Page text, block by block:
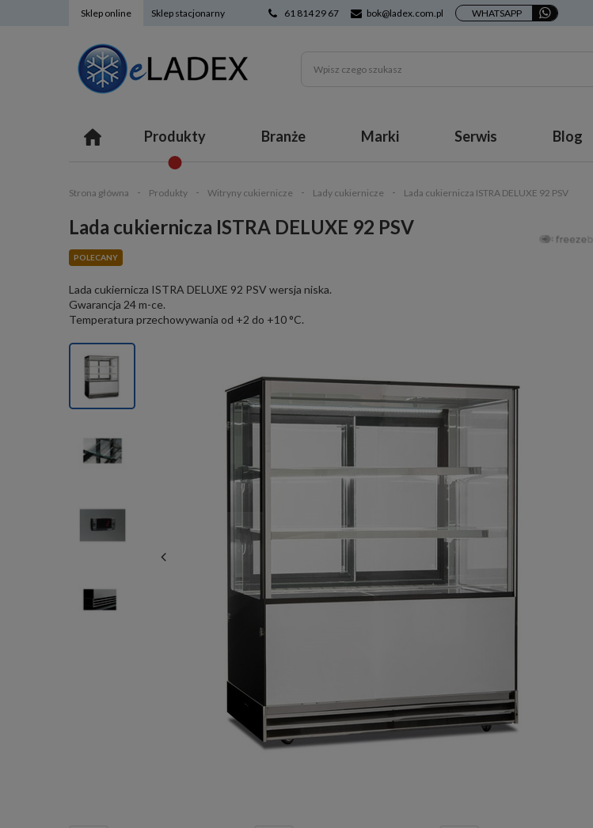
Sklep online Sklep stacjonarny 61 814 29 67 bok@ladex.com.pl WHATSAPP
Produkty Branże Marki Serwis Blog
Strona główna Produkty Witryny cukiernicze Lady cukiernicze Lada cukiernicza ISTRA DELUXE 92 PSV
Lada cukiernicza ISTRA DELUXE 92 PSV
POLECANY
Lada cukiernicza ISTRA DELUXE 92 PSV wersja niska.
Gwarancja 24 m-ce.
Temperatura przechowywania od +2 do +10 °C.